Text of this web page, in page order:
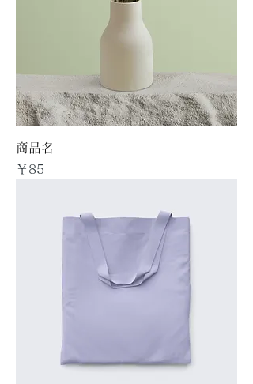
商品名
価格
￥85